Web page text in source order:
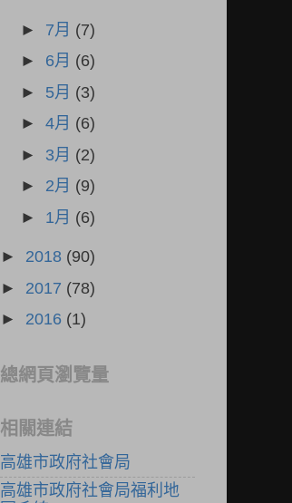
► 7月 (7)
► 6月 (6)
► 5月 (3)
► 4月 (6)
► 3月 (2)
► 2月 (9)
► 1月 (6)
► 2018 (90)
► 2017 (78)
► 2016 (1)
總網頁瀏覽量
相關連結
高雄市政府社會局
高雄市政府社會局福利地